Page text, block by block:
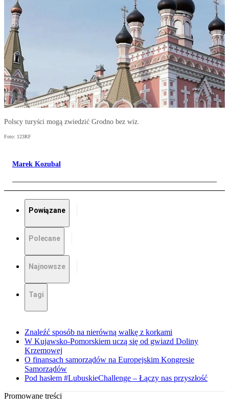
Polscy turyści mogą zwiedzić Grodno bez wiz.
Foto: 123RF
Marek Kozubal
Powiązane
Polecane
Najnowsze
Tagi
Znaleźć sposób na nierówną walkę z korkami
W Kujawsko-Pomorskiem uczą się od gwiazd Doliny
Krzemowej
O finansach samorządów na Europejskim Kongresie
Samorządów
Pod hasłem #LubuskieChallenge – Łączy nas przyszłość
Promowane treści